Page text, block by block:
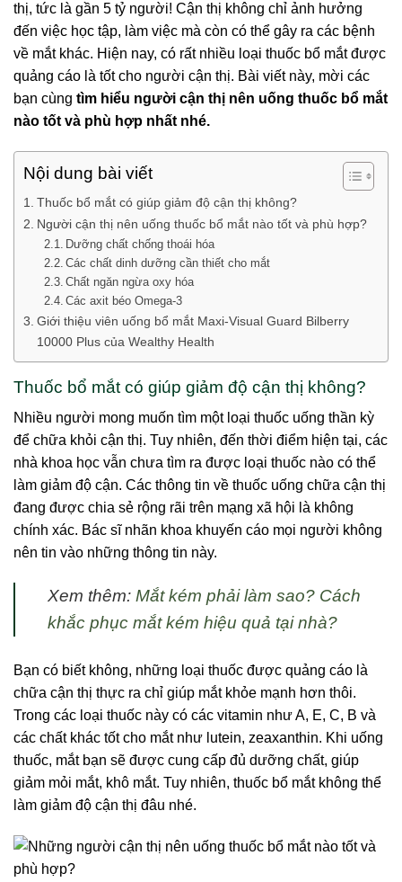
thị, tức là gần 5 tỷ người! Cận thị không chỉ ảnh hưởng
đến việc học tập, làm việc mà còn có thể gây ra các bệnh
về mắt khác. Hiện nay, có rất nhiều loại thuốc bổ mắt được
quảng cáo là tốt cho người cận thị. Bài viết này, mời các
bạn cùng tìm hiểu người cận thị nên uống thuốc bổ mắt
nào tốt và phù hợp nhất nhé.
Nội dung bài viết
Thuốc bổ mắt có giúp giảm độ cận thị không?
Người cận thị nên uống thuốc bổ mắt nào tốt và phù hợp?
Dưỡng chất chống thoái hóa
Các chất dinh dưỡng cần thiết cho mắt
Chất ngăn ngừa oxy hóa
Các axit béo Omega-3
Giới thiệu viên uống bổ mắt Maxi-Visual Guard Bilberry
10000 Plus của Wealthy Health
Thuốc bổ mắt có giúp giảm độ cận thị không?
Nhiều người mong muốn tìm một loại thuốc uống thần kỳ
để chữa khỏi cận thị. Tuy nhiên, đến thời điểm hiện tại, các
nhà khoa học vẫn chưa tìm ra được loại thuốc nào có thể
làm giảm độ cận. Các thông tin về thuốc uống chữa cận thị
đang được chia sẻ rộng rãi trên mạng xã hội là không
chính xác. Bác sĩ nhãn khoa khuyến cáo mọi người không
nên tin vào những thông tin này.
Xem thêm: Mắt kém phải làm sao? Cách
khắc phục mắt kém hiệu quả tại nhà?
Bạn có biết không, những loại thuốc được quảng cáo là
chữa cận thị thực ra chỉ giúp mắt khỏe mạnh hơn thôi.
Trong các loại thuốc này có các vitamin như A, E, C, B và
các chất khác tốt cho mắt như lutein, zeaxanthin. Khi uống
thuốc, mắt bạn sẽ được cung cấp đủ dưỡng chất, giúp
giảm mỏi mắt, khô mắt. Tuy nhiên, thuốc bổ mắt không thể
làm giảm độ cận thị đâu nhé.